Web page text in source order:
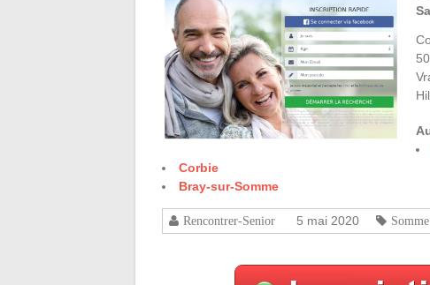
Corbie
Bray-sur-Somme
Rencontrer-Senior 5 mai 2020 Somme